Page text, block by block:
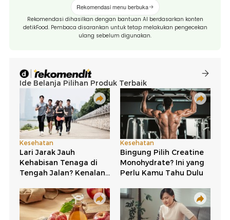
Rekomendasi menu berbuka
Rekomendasi dihasilkan dengan bantuan AI berdasarkan konten
detikFood. Pembaca disarankan untuk tetap melakukan pengecekan
ulang sebelum digunakan.